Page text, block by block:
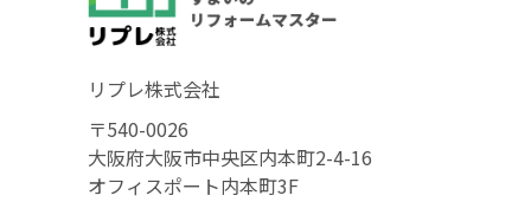
リプレ株式会社
〒540-0026
大阪府大阪市中央区内本町2-4-16
オフィスポート内本町3F